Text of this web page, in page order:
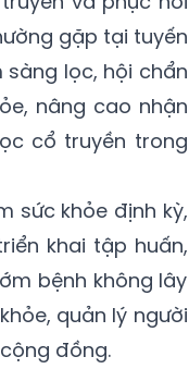
gặp tại tuyến
lọc, hội chẩn
nâng cao nhận
cổ truyền trong
sức khỏe định kỳ,
khai tập huấn,
bệnh không lây
quản lý người
đồng.